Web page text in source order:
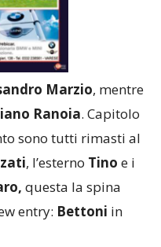
Marzio, mentre
Ranoia. Capitolo
sono tutti rimasti al
, l’esterno Tino e i
, questa la spina
entry: Bettoni in